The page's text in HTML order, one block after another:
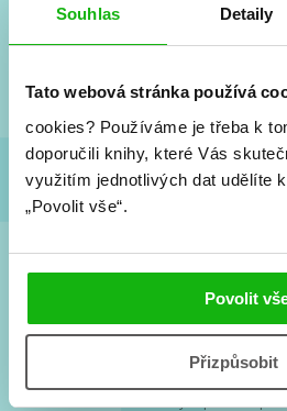
Souhlas Detaily
Tato webová stránka používá
cookies? Používáme je třeba k
doporučili knihy, které Vás
využitím jednotlivých dat udělíte
„Povolit vše“.
Povolit
Přizpůsobit
Vše kolem #youngadult každý
a seriálové
Souhlasím spodmínkami
Tvá e-mailová adresa je u nás v